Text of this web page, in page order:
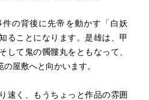
の背後に先帝を動かす「白妖
ることになります。是雄は、甲
して鬼の髑髏丸をともなって、
屋敷へと向かいます。
速く、もうちょっと作品の雰囲